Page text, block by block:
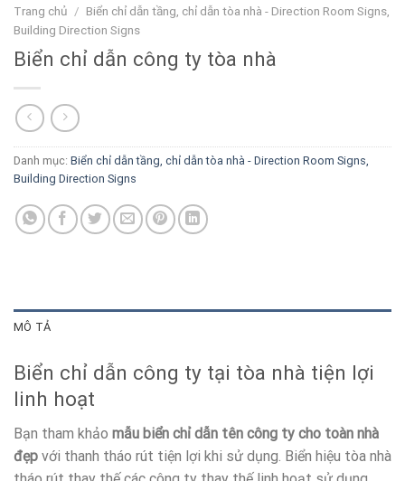
Trang chủ / Biển chỉ dẫn tầng, chỉ dẫn tòa nhà - Direction Room Signs,
Building Direction Signs
Biển chỉ dẫn công ty tòa nhà
Danh mục: Biển chỉ dẫn tầng, chỉ dẫn tòa nhà - Direction Room Signs,
Building Direction Signs
MÔ TẢ
Biển chỉ dẫn công ty tại tòa nhà tiện lợi
linh hoạt
Bạn tham khảo mẫu biển chỉ dẫn tên công ty cho toàn nhà
đẹp với thanh tháo rút tiện lợi khi sử dụng. Biển hiệu tòa nhà